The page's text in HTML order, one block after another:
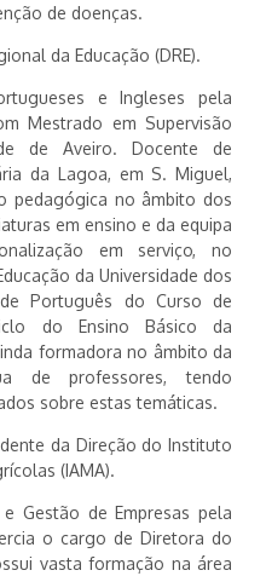
de doenças.
da Educação (DRE).
e Ingleses pela
Mestrado em Supervisão
de Aveiro. Docente de
da Lagoa, em S. Miguel,
pedagógica no âmbito dos
em ensino e da equipa
em serviço, no
da Universidade dos
Português do Curso de
do Ensino Básico da
formadora no âmbito da
de professores, tendo
sobre estas temáticas.
da Direção do Instituto
(IAMA).
Gestão de Empresas pela
o cargo de Diretora do
vasta formação na área